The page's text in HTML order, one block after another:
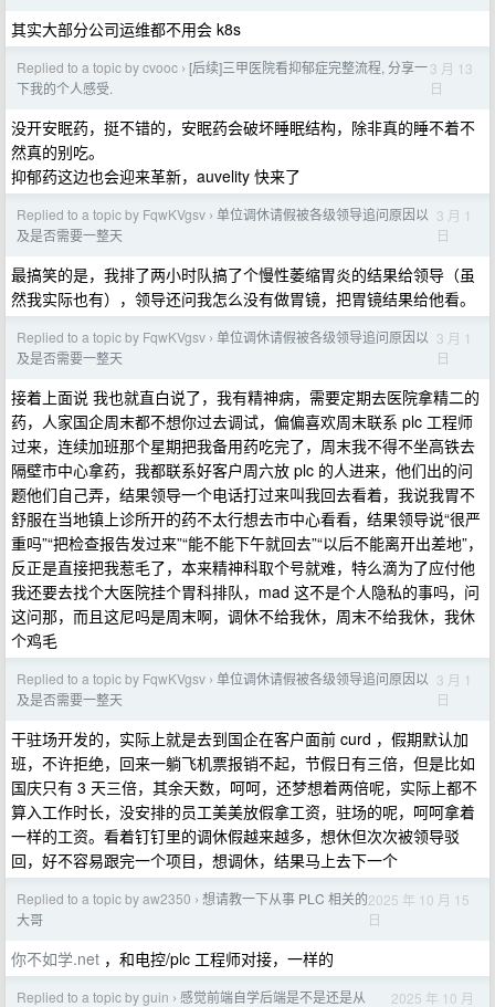
其实大部分公司运维都不用会 k8s
Replied to a topic by cvooc › [后续]三甲医院看抑郁症完整流程, 分享一
下我的个人感受.
3 月 13
日
没开安眠药，挺不错的，安眠药会破坏睡眠结构，除非真的睡不着不
然真的别吃。
抑郁药这边也会迎来革新，auvelity 快来了
Replied to a topic by FqwKVgsv › 单位调休请假被各级领导追问原因以
及是否需要一整天
3 月 1
日
最搞笑的是，我排了两小时队搞了个慢性萎缩胃炎的结果给领导（虽
然我实际也有），领导还问我怎么没有做胃镜，把胃镜结果给他看。
Replied to a topic by FqwKVgsv › 单位调休请假被各级领导追问原因以
及是否需要一整天
3 月 1
日
接着上面说 我也就直白说了，我有精神病，需要定期去医院拿精二的
药，人家国企周末都不想你过去调试，偏偏喜欢周末联系 plc 工程师
过来，连续加班那个星期把我备用药吃完了，周末我不得不坐高铁去
隔壁市中心拿药，我都联系好客户周六放 plc 的人进来，他们出的问
题他们自己弄，结果领导一个电话打过来叫我回去看着，我说我胃不
舒服在当地镇上诊所开的药不太行想去市中心看看，结果领导说“很严
重吗”“把检查报告发过来”“能不能下午就回去”“以后不能离开出差地”，
反正是直接把我惹毛了，本来精神科取个号就难，特么滴为了应付他
我还要去找个大医院挂个胃科排队，mad 这不是个人隐私的事吗，问
这问那，而且这尼吗是周末啊，调休不给我休，周末不给我休，我休
个鸡毛
Replied to a topic by FqwKVgsv › 单位调休请假被各级领导追问原因以
及是否需要一整天
3 月 1
日
干驻场开发的，实际上就是去到国企在客户面前 curd ，假期默认加
班，不许拒绝，回来一躺飞机票报销不起，节假日有三倍，但是比如
国庆只有 3 天三倍，其余天数，呵呵，还梦想着两倍呢，实际上都不
算入工作时长，没安排的员工美美放假拿工资，驻场的呢，呵呵拿着
一样的工资。看着钉钉里的调休假越来越多，想休但次次被领导驳
回，好不容易跟完一个项目，想调休，结果马上去下一个
Replied to a topic by aw2350 › 想请教一下从事 PLC 相关的
大哥
2025 年 10 月 15
日
你不如学.net ，和电控/plc 工程师对接，一样的
Replied to a topic by guin › 感觉前端自学后端是不是还是从 2025 年 10 月